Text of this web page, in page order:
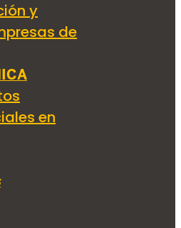
y
de
en